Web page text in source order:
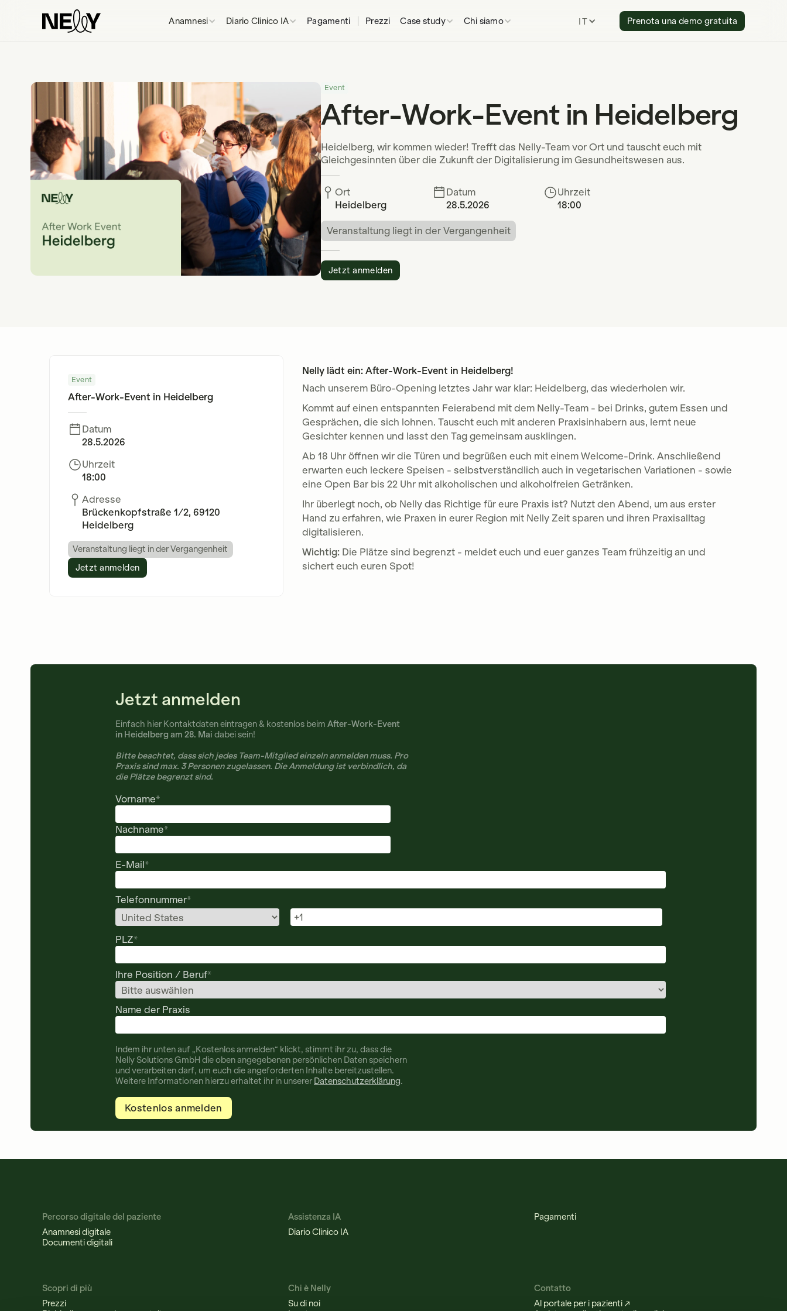
Anamnesi Diario Clinico IA Pagamenti Prezzi Case study Chi siamo ITALIAN Prenota una demo gratuita
Event
After-Work-Event in Heidelberg
Heidelberg, wir kommen wieder! Trefft das Nelly-Team vor Ort und tauscht euch mit
Gleichgesinnten über die Zukunft der Digitalisierung im Gesundheitswesen aus.
Ort
Heidelberg
Datum
28.5.2026
Uhrzeit
18:00
Veranstaltung liegt in der Vergangenheit
Jetzt anmelden
Event
After-Work-Event in Heidelberg
Datum
28.5.2026
Uhrzeit
18:00
Adresse
Brückenkopfstraße 1/2, 69120
Heidelberg
Veranstaltung liegt in der Vergangenheit
Jetzt anmelden
Nelly lädt ein: After-Work-Event in Heidelberg!
Nach unserem Büro-Opening letztes Jahr war klar: Heidelberg, das wiederholen wir.
Kommt auf einen entspannten Feierabend mit dem Nelly-Team - bei Drinks, gutem Essen und
Gesprächen, die sich lohnen. Tauscht euch mit anderen Praxisinhabern aus, lernt neue
Gesichter kennen und lasst den Tag gemeinsam ausklingen.
Ab 18 Uhr öffnen wir die Türen und begrüßen euch mit einem Welcome-Drink. Anschließend
erwarten euch leckere Speisen - selbstverständlich auch in vegetarischen Variationen - sowie
eine Open Bar bis 22 Uhr mit alkoholischen und alkoholfreien Getränken.
Ihr überlegt noch, ob Nelly das Richtige für eure Praxis ist? Nutzt den Abend, um aus erster
Hand zu erfahren, wie Praxen in eurer Region mit Nelly Zeit sparen und ihren Praxisalltag
digitalisieren.
Wichtig: Die Plätze sind begrenzt - meldet euch und euer ganzes Team frühzeitig an und
sichert euch euren Spot!
Jetzt anmelden
Einfach hier Kontaktdaten eintragen & kostenlos beim After-Work-Event
in Heidelberg am 28. Mai dabei sein!
Bitte beachtet, dass sich jedes Team-Mitglied einzeln anmelden muss. Pro
Praxis sind max. 3 Personen zugelassen. Die Anmeldung ist verbindlich, da
die Plätze begrenzt sind.
Vorname*
Nachname*
E-Mail*
Telefonnummer*
PLZ*
Ihre Position / Beruf*
Name der Praxis
Indem ihr unten auf „Kostenlos anmelden“ klickt, stimmt ihr zu, dass die
Nelly Solutions GmbH die oben angegebenen persönlichen Daten speichern
und verarbeiten darf, um euch die angeforderten Inhalte bereitzustellen.
Weitere Informationen hierzu erhaltet ihr in unserer Datenschutzerklärung.
Percorso digitale del paziente
Anamnesi digitale
Documenti digitali
Assistenza IA
Diario Clinico IA
Pagamenti
Scopri di più
Prezzi
Chi è Nelly
Su di noi
Contatto
Al portale per i pazienti ↗